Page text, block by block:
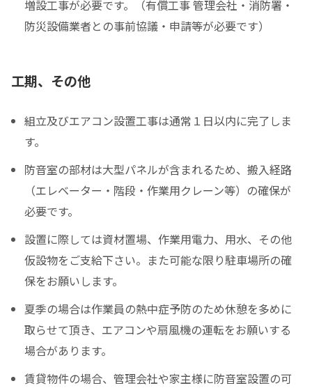
増設工事が必要です。（有償工事 管理会社・消防署・
防災設備業者との事前協議・申請等が必要です）
工期、その他
組立及びエアコン設置工事は通常１日以内に完了しま
す。
防音室の部材は大型パネルが含まれるため、搬入経路
（エレベーター・階段・作業用クレーン等）の確保が
必要です。
設置に際しては資材置場、作業用電力、用水、その他
仮設物をご支給下さい。また可能な限り駐車場所の確
保をお願いします。
夏季の場合は作業員の熱中症予防のため休憩を多めに
取らせて頂き、エアコンや扇風機の運転をお願いする
場合があります。
賃貸物件の場合、管理会社や家主様に防音室設置の可